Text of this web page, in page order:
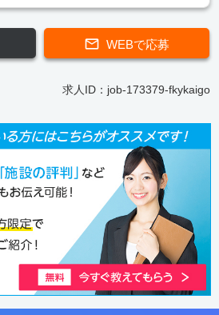
WEBで応募
求人ID：job-173379-fkykaigo